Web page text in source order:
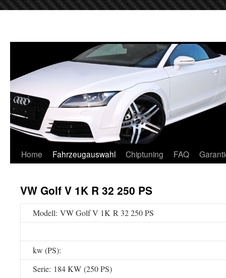
Home Fahrzeugauswahl Chiptuning FAQ
VW Golf V 1K R 32 250 PS
Modell: VW Golf V 1K R 32 250 PS
kw (PS):
Serie: 184 KW (250 PS)